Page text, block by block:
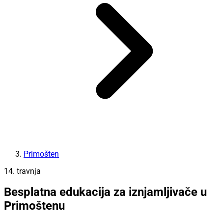
Primošten
14. travnja
Besplatna edukacija za iznjamljivače u
Primoštenu